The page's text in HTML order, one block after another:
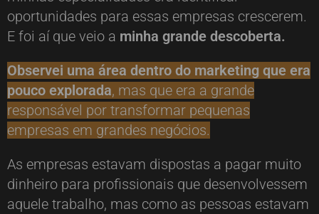
oportunidades para essas empresas crescerem.
E foi aí que veio a minha grande descoberta.
Observei uma área dentro do marketing que era
pouco explorada, mas que era a grande
responsável por transformar pequenas
empresas em grandes negócios.
As empresas estavam dispostas a pagar muito
dinheiro para profissionais que desenvolvessem
aquele trabalho, mas como as pessoas estavam